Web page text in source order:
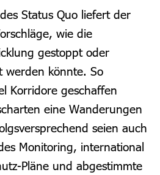
Status Quo liefert der
wie die
gestoppt oder
werden könnte. So
Korridore geschaffen
eine Wanderungen
seien auch
Monitoring, international
Pläne und abgestimmte